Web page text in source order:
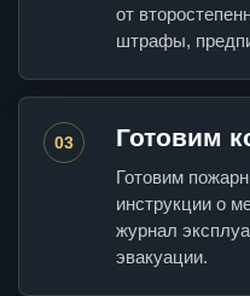
от
штрафы,
03 Готовим
Готовим
инструкции о
журнал
эвакуации.